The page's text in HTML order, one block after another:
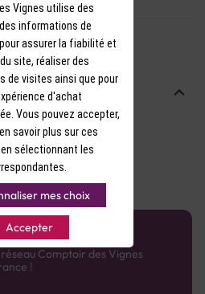
France
Comptoir des Vignes
!
Vignes utilise des
informations de
assurer la fiabilité et
site, réaliser des
de visites ainsi que pour
d'achat
Vous pouvez accepter,
savoir plus sur ces
sélectionnant les
mes choix
Accepter